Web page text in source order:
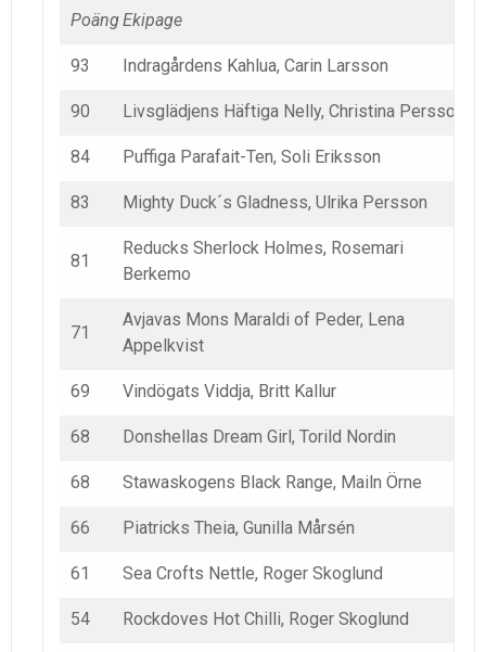
PoängEkipage
93 Indragårdens Kahlua, Carin Larsson
90 Livsglädjens Häftiga Nelly, Christina Persson
84 Puffiga Parafait-Ten, Soli Eriksson
83 Mighty Duck´s Gladness, Ulrika Persson
81
Reducks Sherlock Holmes, Rosemari
Berkemo
71
Avjavas Mons Maraldi of Peder, Lena
Appelkvist
69 Vindögats Viddja, Britt Kallur
68 Donshellas Dream Girl, Torild Nordin
68 Stawaskogens Black Range, Mailn Örne
66 Piatricks Theia, Gunilla Mårsén
61 Sea Crofts Nettle, Roger Skoglund
54 Rockdoves Hot Chilli, Roger Skoglund